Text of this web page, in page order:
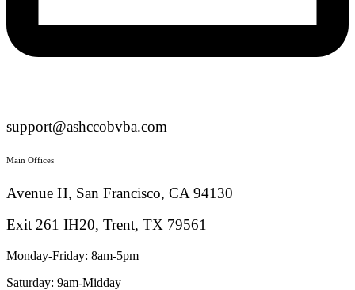
support@ashccobvba.com
Main Offices
Avenue H, San Francisco, CA 94130
Exit 261 IH20, Trent, TX 79561
Monday-Friday: 8am-5pm
Saturday: 9am-Midday